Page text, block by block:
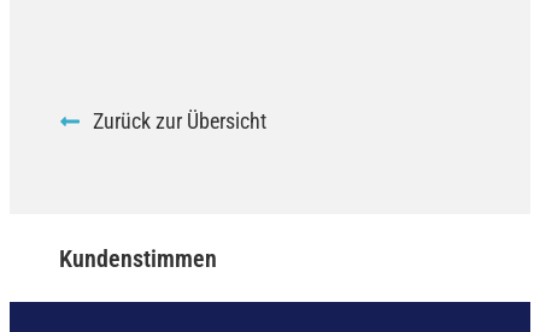
Zurück zur Übersicht
Kundenstimmen